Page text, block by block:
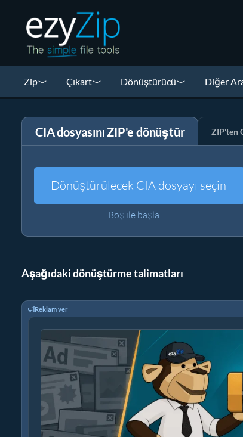
Zip Çıkart Dönüştürücü Diğer
CIA dosyasını ZIP'e dönüştür ZIP'ten
Dönüştürülecek CIA dosyayı seçin
Boş ile başla
Aşağıdaki dönüştürme talimatları
Reklam ver